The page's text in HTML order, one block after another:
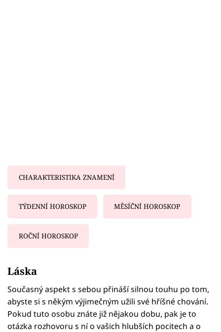
CHARAKTERISTIKA ZNAMENÍ
TÝDENNÍ HOROSKOP MĚSÍČNÍ HOROSKOP
ROČNÍ HOROSKOP
Láska
Současný aspekt s sebou přináší silnou touhu po tom,
abyste si s někým výjimečným užili své hříšné chování.
Pokud tuto osobu znáte již nějakou dobu, pak je to
otázka rozhovoru s ní o vašich hlubších pocitech a o